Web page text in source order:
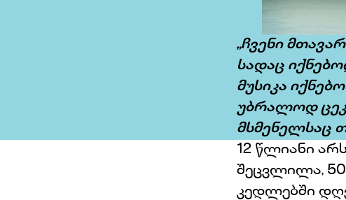
„ჩვენი
სადაც
მუსიკა
უბრალოდ
მსმენელსაც
12 წლიანი
შეცვლილა,
კედლებში